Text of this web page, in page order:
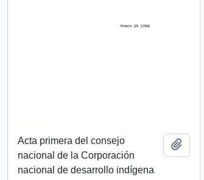
Acta primera del consejo
nacional de la Corporación
nacional de desarrollo indígena